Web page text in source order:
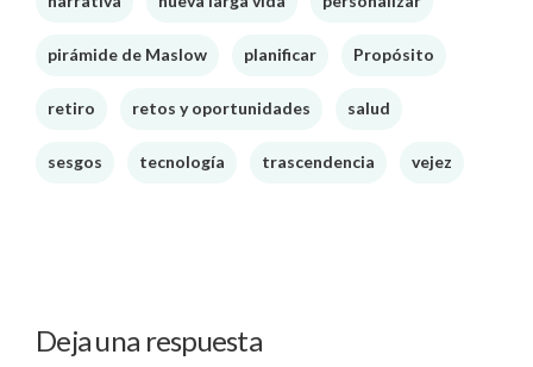
pirámide de Maslow planificar Propósito
retiro retos y oportunidades salud
sesgos tecnología trascendencia vejez
Deja una respuesta